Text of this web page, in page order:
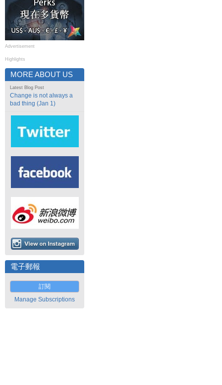
Advertisement
Highlights
MORE ABOUT US
Latest Blog Post
Change is not always a
bad thing (Jan 1)
電子郵報
訂閱
Manage Subscriptions